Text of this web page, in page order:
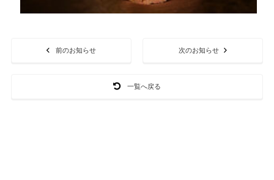
前のお知らせ
一覧へ戻る
次のお知らせ